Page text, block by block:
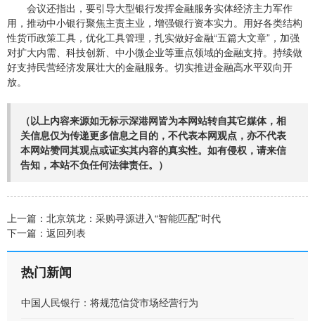
会议还指出，要引导大型银行发挥金融服务实体经济主力军作
用，推动中小银行聚焦主责主业，增强银行资本实力。用好各类结构
性货币政策工具，优化工具管理，扎实做好金融“五篇大文章”，加强
对扩大内需、科技创新、中小微企业等重点领域的金融支持。持续做
好支持民营经济发展壮大的金融服务。切实推进金融高水平双向开
放。
（以上内容来源如无标示深港网皆为本网站转自其它媒体，相
关信息仅为传递更多信息之目的，不代表本网观点，亦不代表
本网站赞同其观点或证实其内容的真实性。如有侵权，请来信
告知，本站不负任何法律责任。）
上一篇： 北京筑龙：采购寻源进入“智能匹配”时代
下一篇： 返回列表
热门新闻
中国人民银行：将规范信贷市场经营行为